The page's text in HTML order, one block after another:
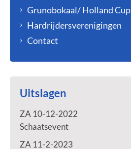
Grunobokaal/ Holland Cup
Hardrijdersverenigingen
Contact
Uitslagen
ZA 10-12-2022
Schaatsevent
ZA 11-2-2023